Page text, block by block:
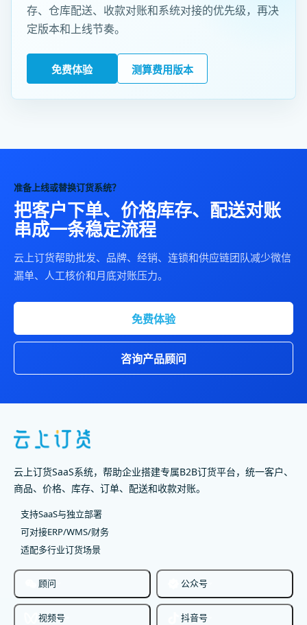
存、仓库配送、收款对账和系统对接的优先级，再决
定版本和上线节奏。
免费体验 测算费用版本
准备上线或替换订货系统？
把客户下单、价格库存、配送对账
串成一条稳定流程
云上订货帮助批发、品牌、经销、连锁和供应链团队减少微信
漏单、人工核价和月底对账压力。
免费体验
咨询产品顾问
云上订货SaaS系统，帮助企业搭建专属B2B订货平台，统一客户、
商品、价格、库存、订单、配送和收款对账。
支持SaaS与独立部署
可对接ERP/WMS/财务
适配多行业订货场景
顾问 公众号
视频号 抖音号